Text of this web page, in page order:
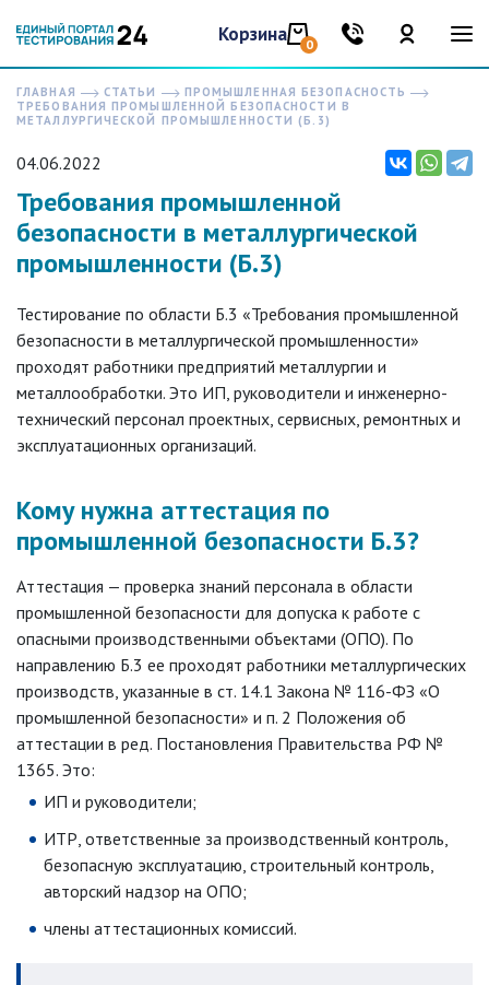
Корзина 0
ГЛАВНАЯ СТАТЬИ
ПРОМЫШЛЕННАЯ БЕЗОПАСНОСТЬ
ТРЕБОВАНИЯ ПРОМЫШЛЕННОЙ БЕЗОПАСНОСТИ В
МЕТАЛЛУРГИЧЕСКОЙ ПРОМЫШЛЕННОСТИ (Б.3)
04.06.2022
Требования промышленной
безопасности в металлургической
промышленности (Б.3)
Тестирование по области Б.3 «Требования промышленной
безопасности в металлургической промышленности»
проходят работники предприятий металлургии и
металлообработки. Это ИП, руководители и инженерно-
технический персонал проектных, сервисных, ремонтных и
эксплуатационных организаций.
Кому нужна аттестация по
промышленной безопасности Б.3?
Аттестация — проверка знаний персонала в области
промышленной безопасности для допуска к работе с
опасными производственными объектами (ОПО). По
направлению Б.3 ее проходят работники металлургических
производств, указанные в ст. 14.1 Закона № 116-ФЗ «О
промышленной безопасности» и п. 2 Положения об
аттестации в ред. Постановления Правительства РФ №
1365. Это:
ИП и руководители;
ИТР, ответственные за производственный контроль,
безопасную эксплуатацию, строительный контроль,
авторский надзор на ОПО;
члены аттестационных комиссий.